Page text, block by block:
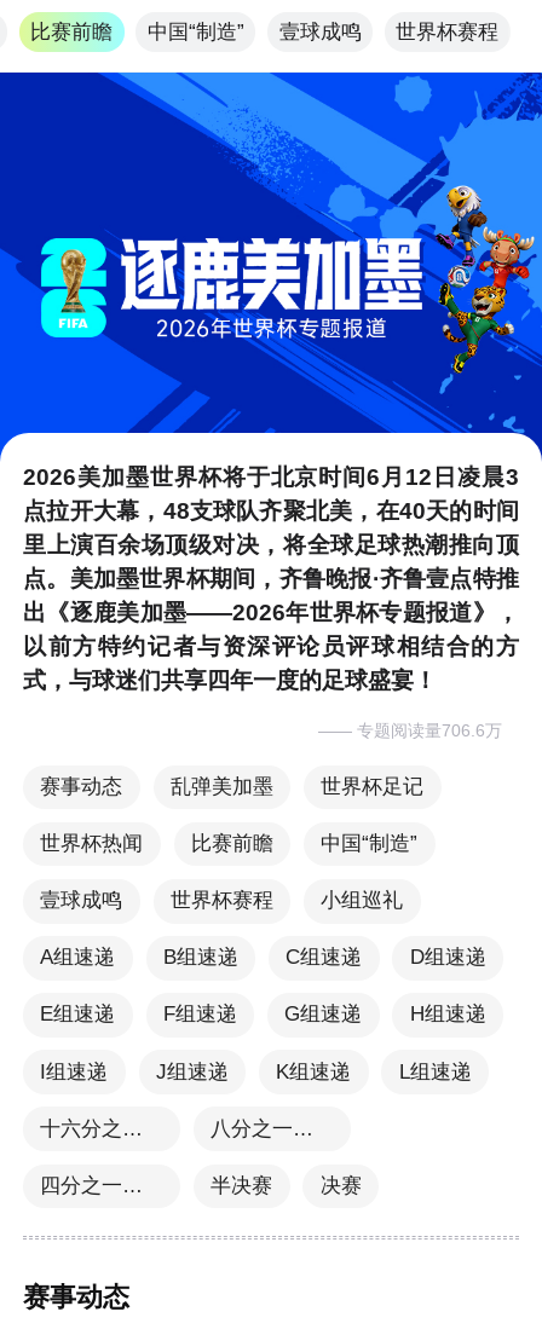
首页 打开
2026美加墨世界杯将于北京时间6月12日凌晨3
点拉开大幕，48支球队齐聚北美，在40天的时间
里上演百余场顶级对决，将全球足球热潮推向顶
点。美加墨世界杯期间，齐鲁晚报·齐鲁壹点特推
出《逐鹿美加墨——2026年世界杯专题报道》，
以前方特约记者与资深评论员评球相结合的方
式，与球迷们共享四年一度的足球盛宴！
—— 专题阅读量706.6万
赛事动态 乱弹美加墨 世界杯足记
世界杯热闻 比赛前瞻 中国“制造”
壹球成鸣 世界杯赛程 小组巡礼
A组速递 B组速递 C组速递 D组速递
E组速递 F组速递 G组速递 H组速递
I组速递 J组速递 K组速递 L组速递
十六分之一决赛 八分之一决赛
四分之一决赛 半决赛 决赛
比赛前瞻 中国“制造” 壹球成鸣 世界杯赛程
赛事动态